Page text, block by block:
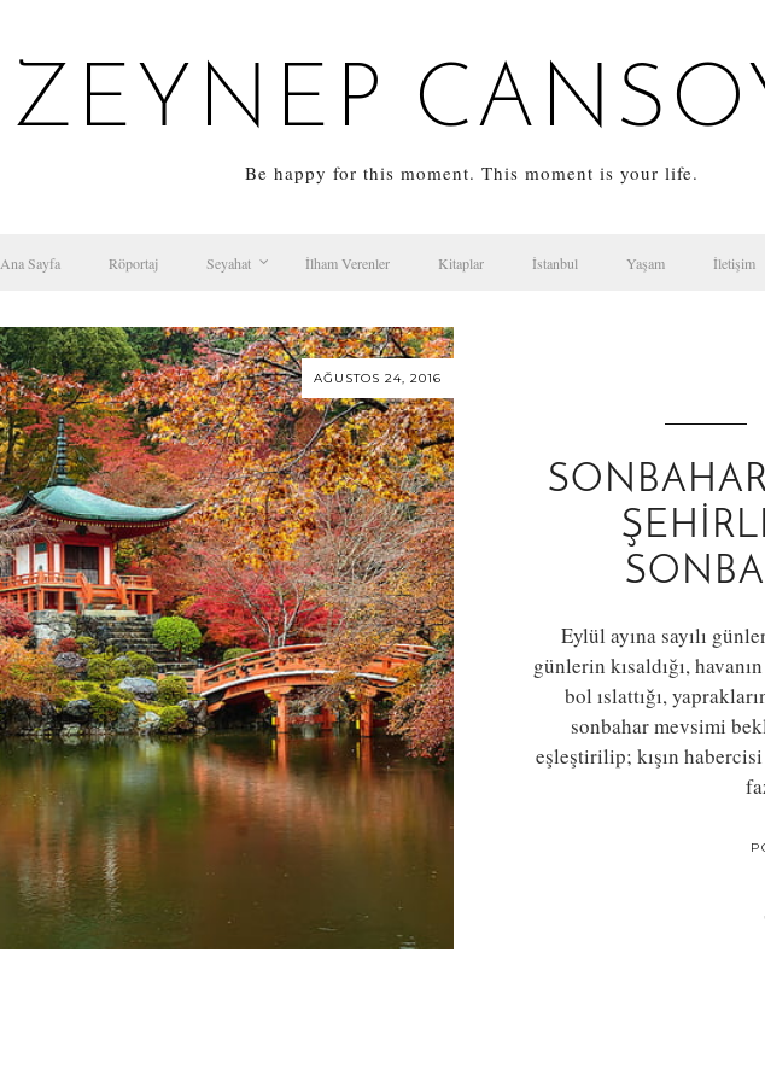
ZEYNEP
Be happy for this moment. This moment is your life.
Ana Sayfa Röportaj Seyahat İlham Verenler Kitaplar İstanbul Yaşam İletişim
AĞUSTOS 24, 2016
Eylül ayına sayılı
günlerin kısaldığı,
bol ıslattığı,
sonbahar mevsimi
eşleştirilip; kışın